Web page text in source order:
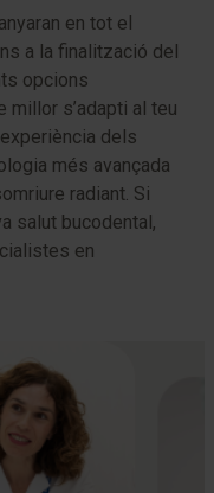
en tot el
a la finalització del
opcions
millor s’adapti al teu
dels
més avançada
radiant. Si
salut bucodental,
en